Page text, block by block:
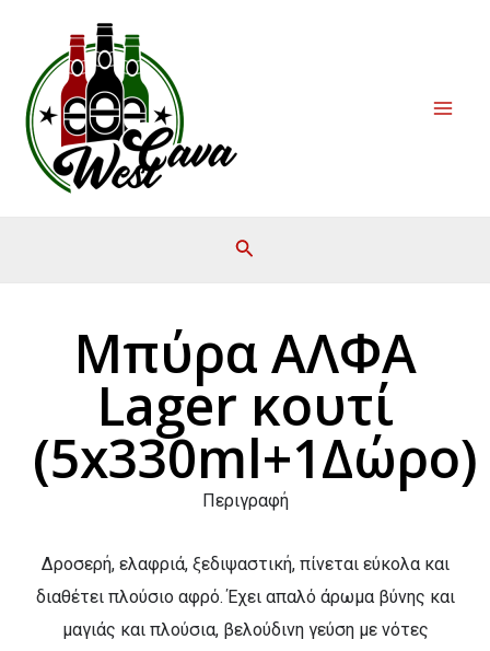
περιεχόμενο
Μπύρα ΑΛΦΑ
Lager κουτί
(5x330ml+1Δώρο)
Περιγραφή
Δροσερή, ελαφριά, ξεδιψαστική, πίνεται εύκολα και
διαθέτει πλούσιο αφρό. Έχει απαλό άρωμα βύνης και
μαγιάς και πλούσια, βελούδινη γεύση με νότες